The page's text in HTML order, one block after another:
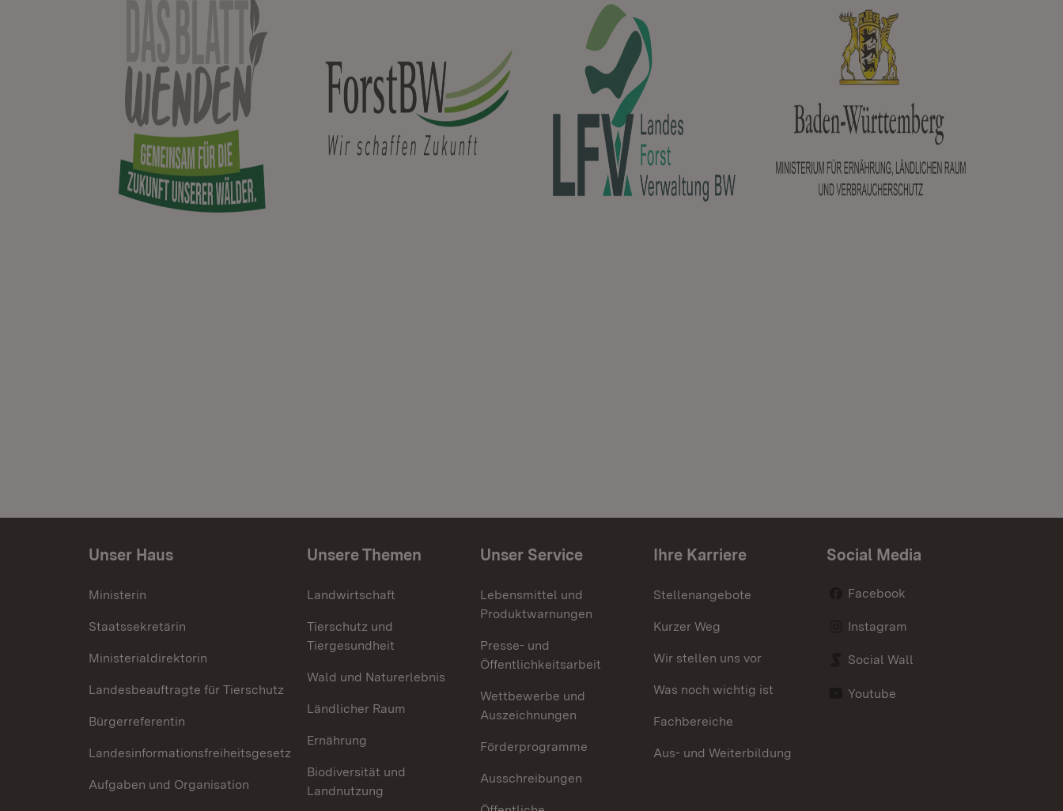
Unser Haus
Ministerin
Staatssekretärin
Ministerialdirektorin
Landesbeauftragte für Tierschutz
Bürgerreferentin
Landesinformationsfreiheitsgesetz
Aufgaben und Organisation
Unsere Themen
Landwirtschaft
Tierschutz und
Tiergesundheit
Wald und Naturerlebnis
Ländlicher Raum
Ernährung
Biodiversität und
Landnutzung
Unser Service
Lebensmittel und
Produktwarnungen
Presse- und
Öffentlichkeitsarbeit
Wettbewerbe und
Auszeichnungen
Förderprogramme
Ausschreibungen
Ihre Karriere
Stellenangebote
Kurzer Weg
Wir stellen uns vor
Was noch wichtig ist
Fachbereiche
Aus- und Weiterbildung
Social Media
Facebook
Instagram
Social Wall
Youtube